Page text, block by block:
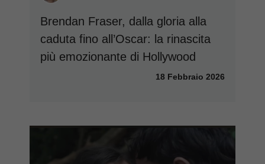
Brendan Fraser, dalla gloria alla
caduta fino all’Oscar: la rinascita
più emozionante di Hollywood
18 Febbraio 2026